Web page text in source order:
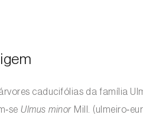
caducifólias da família
Ulmus minorMill.